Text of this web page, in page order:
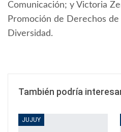
Comunicación; y Victoria
Promoción de Derechos
Diversidad.
También podría
JUJUY